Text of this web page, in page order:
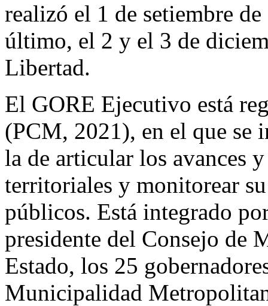
realizó el 1 de setiembre
último, el 2 y el 3 de
Libertad.
El GORE Ejecutivo está
(PCM, 2021), en el que se
la de articular los avances
territoriales y monitorear
públicos. Está integrado
presidente del Consejo de
Estado, los 25
Municipalidad